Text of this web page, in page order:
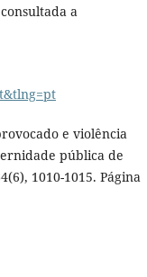
a
e violência
pública de
1010-1015. Página